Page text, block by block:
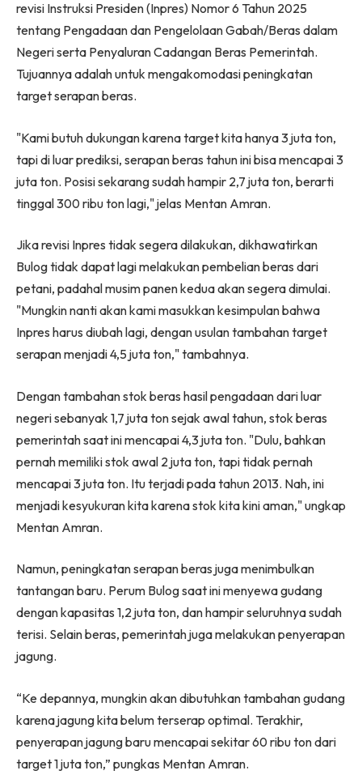
revisi Instruksi Presiden (Inpres) Nomor 6 Tahun 2025
tentang Pengadaan dan Pengelolaan Gabah/Beras dalam
Negeri serta Penyaluran Cadangan Beras Pemerintah.
Tujuannya adalah untuk mengakomodasi peningkatan
target serapan beras.
"Kami butuh dukungan karena target kita hanya 3 juta ton,
tapi di luar prediksi, serapan beras tahun ini bisa mencapai 3
juta ton. Posisi sekarang sudah hampir 2,7 juta ton, berarti
tinggal 300 ribu ton lagi," jelas Mentan Amran.
Jika revisi Inpres tidak segera dilakukan, dikhawatirkan
Bulog tidak dapat lagi melakukan pembelian beras dari
petani, padahal musim panen kedua akan segera dimulai.
"Mungkin nanti akan kami masukkan kesimpulan bahwa
Inpres harus diubah lagi, dengan usulan tambahan target
serapan menjadi 4,5 juta ton," tambahnya.
Dengan tambahan stok beras hasil pengadaan dari luar
negeri sebanyak 1,7 juta ton sejak awal tahun, stok beras
pemerintah saat ini mencapai 4,3 juta ton. "Dulu, bahkan
pernah memiliki stok awal 2 juta ton, tapi tidak pernah
mencapai 3 juta ton. Itu terjadi pada tahun 2013. Nah, ini
menjadi kesyukuran kita karena stok kita kini aman," ungkap
Mentan Amran.
Namun, peningkatan serapan beras juga menimbulkan
tantangan baru. Perum Bulog saat ini menyewa gudang
dengan kapasitas 1,2 juta ton, dan hampir seluruhnya sudah
terisi. Selain beras, pemerintah juga melakukan penyerapan
jagung.
“Ke depannya, mungkin akan dibutuhkan tambahan gudang
karena jagung kita belum terserap optimal. Terakhir,
penyerapan jagung baru mencapai sekitar 60 ribu ton dari
target 1 juta ton,” pungkas Mentan Amran.